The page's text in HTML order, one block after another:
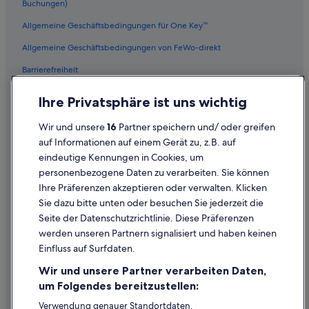
Hotels nahe Llandudno Beach
Boutique- in Hout Bay
5-Sterne-Hotels in Constantia
Luxus in Camps Bay
Relais & Chateaux Hotels in Constantia
Home from Home Hospitality Hotels in Hout Bay
Hotels mit Yoga in Camps Bay
Hotels nahe Maiden's Cove
Hotels nahe Weingut Constantia Glen
Hotels mit Pool in Hout Bay
Hotels mit Whirlpool in Hout Bay
Hotels nahe Camps Bay Beach
Familien in Camps Bay
Buchungen)
Allgemeine Geschäftsbedingungen für One Key™
Allgemeine Geschäftsbedingungen von FeWo-direkt
Barrierefreiheit
Inhaltsrichtlinien und Melden von Inhalten
Hilfe
Hilfe
Flug stornieren
Rückerstattungsdauer
Expedia-Gutschein einlösen
Ihre Privatsphäre ist uns wichtig
Wir und unsere16 Partner speichern und/ oder greifen
auf Informationen auf einem Gerät zu, z.B. auf
eindeutige Kennungen in Cookies, um
personenbezogene Daten zu verarbeiten. Sie können
Ihre Präferenzen akzeptieren oder verwalten. Klicken
Sie dazu bitte unten oder besuchen Sie jederzeit die
Seite der Datenschutzrichtlinie. Diese Präferenzen
werden unseren Partnern signalisiert und haben keinen
Einfluss auf Surfdaten.
Wir und unsere Partner verarbeiten Daten,
um Folgendes bereitzustellen:
Verwendung genauer Standortdaten.